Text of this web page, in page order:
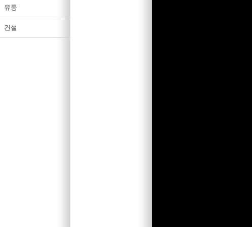
유통
건설